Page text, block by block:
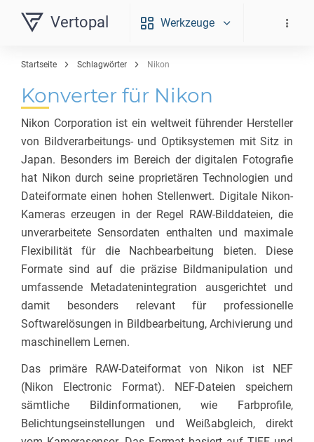
Vertopal Werkzeuge
Startseite Schlagwörter Nikon
Konverter für Nikon
Nikon Corporation ist ein weltweit führender Hersteller
von Bildverarbeitungs- und Optiksystemen mit Sitz in
Japan. Besonders im Bereich der digitalen Fotografie
hat Nikon durch seine proprietären Technologien und
Dateiformate einen hohen Stellenwert. Digitale Nikon-
Kameras erzeugen in der Regel RAW-Bilddateien, die
unverarbeitete Sensordaten enthalten und maximale
Flexibilität für die Nachbearbeitung bieten. Diese
Formate sind auf die präzise Bildmanipulation und
umfassende Metadatenintegration ausgerichtet und
damit besonders relevant für professionelle
Softwarelösungen in Bildbearbeitung, Archivierung und
maschinellem Lernen.
Das primäre RAW-Dateiformat von Nikon ist NEF
(Nikon Electronic Format). NEF-Dateien speichern
sämtliche Bildinformationen, wie Farbprofile,
Belichtungseinstellungen und Weißabgleich, direkt